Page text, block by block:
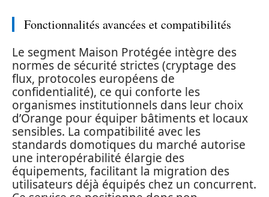
Fonctionnalités avancées et compatibilités
Le segment Maison Protégée intègre des
normes de sécurité strictes (cryptage des
flux, protocoles européens de
confidentialité), ce qui conforte les
organismes institutionnels dans leur choix
d’Orange pour équiper bâtiments et locaux
sensibles. La compatibilité avec les
standards domotiques du marché autorise
une interopérabilité élargie des
équipements, facilitant la migration des
utilisateurs déjà équipés chez un concurrent.